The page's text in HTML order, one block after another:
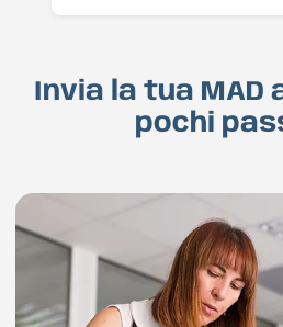
Invia la tua MAD
pochi